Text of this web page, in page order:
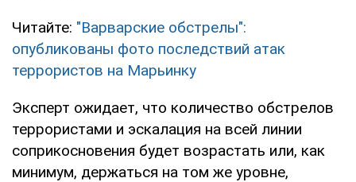
Читайте: "Варварские обстрелы":
опубликованы фото последствий атак
террористов на Марьинку
Эксперт ожидает, что количество обстрелов
террористами и эскалация на всей линии
соприкосновения будет возрастать или, как
минимум, держаться на том же уровне,